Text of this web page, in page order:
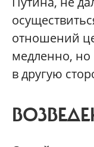
отношений
медленно, но
в другую